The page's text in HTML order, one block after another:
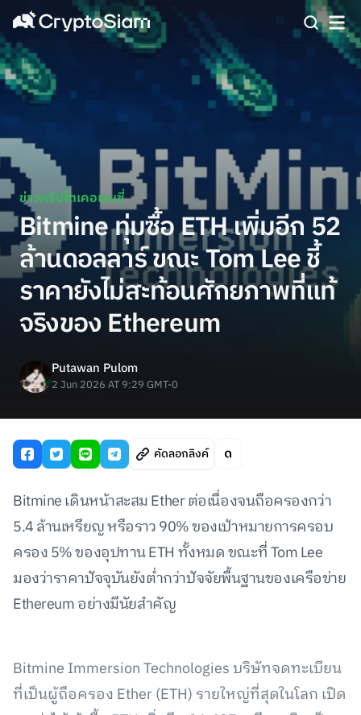
ข่าวคริปโตเคอเรนซี่
Bitmine ทุ่มซื้อ ETH เพิ่มอีก 52
ล้านดอลลาร์ ขณะ Tom Lee ชี้
ราคายังไม่สะท้อนศักยภาพที่แท้
จริงของ Ethereum
Putawan Pulom
2 Jun 2026 AT 9:29 GMT-0
คัดลอกลิงค์
Bitmine เดินหน้าสะสม Ether ต่อเนื่องจนถือครองกว่า
5.4 ล้านเหรียญ หรือราว 90% ของเป้าหมายการครอบ
ครอง 5% ของอุปทาน ETH ทั้งหมด ขณะที่ Tom Lee
มองว่าราคาปัจจุบันยังต่ำกว่าปัจจัยพื้นฐานของเครือข่าย
Ethereum อย่างมีนัยสำคัญ
Bitmine Immersion Technologies บริษัทจดทะเบียน
ที่เป็นผู้ถือครอง Ether (ETH) รายใหญ่ที่สุดในโลก เปิด